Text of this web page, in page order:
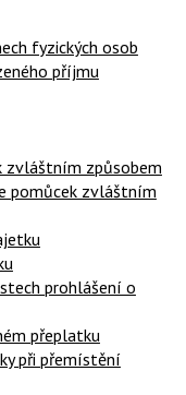
fyzických osob
příjmu
zvláštním způsobem
pomůcek zvláštním
prohlášení o
přeplatku
při přemístění